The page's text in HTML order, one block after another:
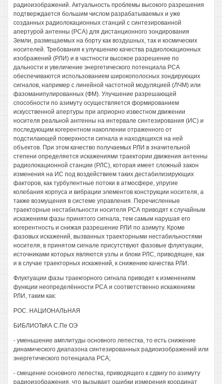
радиоизображений. Актуальность проблемы высокого разрешения
подтверждается большим числом разрабатываемых и уже
созданных радиолокационных станций с синтезированной
апертурой антенны (РСА) для дистанционного зондирования
Земли, размещаемых на борту как воздушных, так и космических
носителей. Требования к улучшению качества радиолокационных
изображений (РЛИ) и в частности высокое разрешение по
дальности и увеличение энергетического потенциала РСА
обеспечиваются использованием широкополосных зондирующих
сигналов, например с линейной частотной модуляцией (ЛЧМ) или
фазоманипулированных (ФМ). Улучшение разрешающей
способности по азимуту осуществляется формированием
искусственной апертуры при априорно известном движении
носителя реальной анггенны на интервале синтезирования (ИС) и
последующим когерентном накоплении отраженного от
подстилающей поверхности сигнала и находящихся на ней
объектов. При этом качество получаемых РЛИ в значительной
степени определяется искажениями траектории движения антенны
радиолокационной станции (РЛС), которая имеет сложный закон
изменения на ИС под воздействием таких дестабилизирующих
факторов, как турбулентные потоки в атмосфере, упругие
колебания корпуса и вибрации элементов конструкции носителя, а
также возмущения в системе управления. Перечисленные
траекторные нестабильности носителя РСА приводят к случайным
искажениям фазы принятого сигнала, тем самым нарушая его
когерентность и снижая разрешение РЛИ по азимуту. Кроме
фазовых искажений, вызванных траекторными нестабильностями
носителя, в принятом сигнале присутствуют фазовые флуктуации,
источниками которых являются узлы и блоки РЛС, приводящее, как
и в случае траекторных искажений, к снижению качества РЛИ.
Флуктуации фазы траекгорного сигнала приводят к изменениям
функции неопределённости РСА и соответственно искажениям
РЛИ, таким как:
РОС. НАЦИОНАЛЬНАЯ
БИБЛИОТвКА С.Пе ОЭ
- уменьшение амплитуды основного лепестка, то есть снижение
динамического диапазона синтезированных радиоизображений или
энергетического потенциала РСА;
- смещение основного лепестка, приводящего к сдвигу по азимуту
радиоизображения, что вызывает ошибки измерения координат